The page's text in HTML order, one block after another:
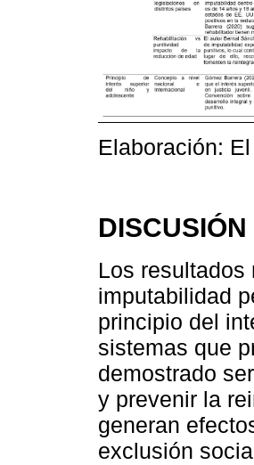
Elaboración:
DISCUSIÓN
Los resultados
imputabilidad
principio del
sistemas que
demostrado
y prevenir la
generan
exclusión